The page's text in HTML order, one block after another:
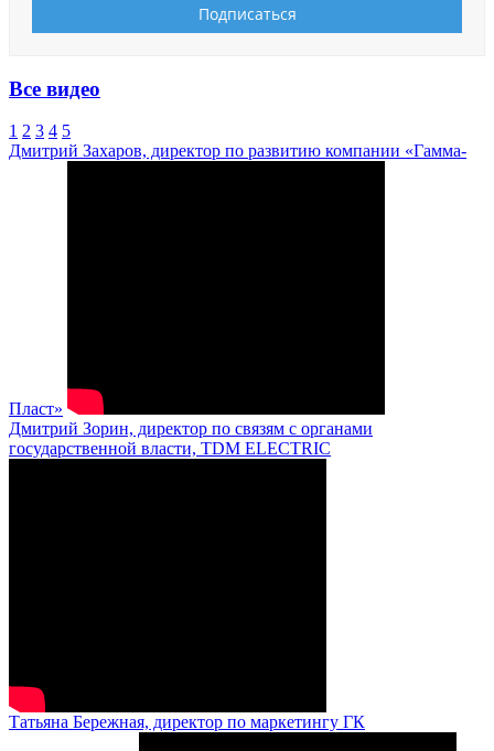
Все видео
1 2 3 4 5
Дмитрий Захаров, директор по развитию компании «Гамма-
Пласт»
Дмитрий Зорин, директор по связям с органами
государственной власти, TDM ELECTRIC
Татьяна Бережная, директор по маркетингу ГК